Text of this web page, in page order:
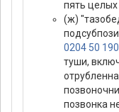
пять
(ж)
0204 50
туши,
позвонка